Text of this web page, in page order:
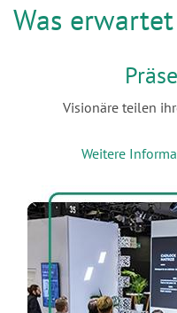
Was
Visionäre teilen
Weitere